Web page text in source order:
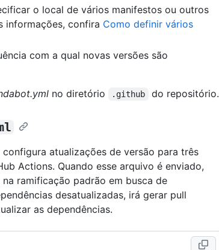
o local de vários manifestos ou outros
informações, confira Como definir vários
com a qual novas versões são
no diretório .github do repositório.
configura atualizações de versão para três
Actions. Quando esse arquivo é enviado,
ramificação padrão em busca de
desatualizadas, irá gerar pull
as dependências.